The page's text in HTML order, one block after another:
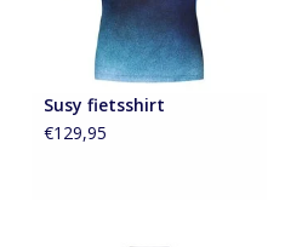
Susy fietsshirt
€129,95